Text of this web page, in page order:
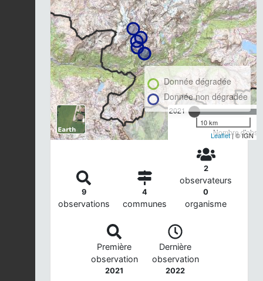
2021
Nombre
Donnée dégradée
Donnée non dégradée
10 km
Leaflet| © IGN
9
observations
4
communes
2
observateurs
0
organisme
Première
observation
2021
Dernière
observation
2022